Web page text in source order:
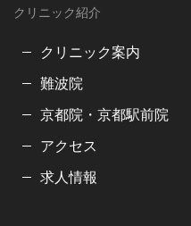
クリニック紹介
クリニック案内
難波院
京都院・京都駅前院
アクセス
求人情報